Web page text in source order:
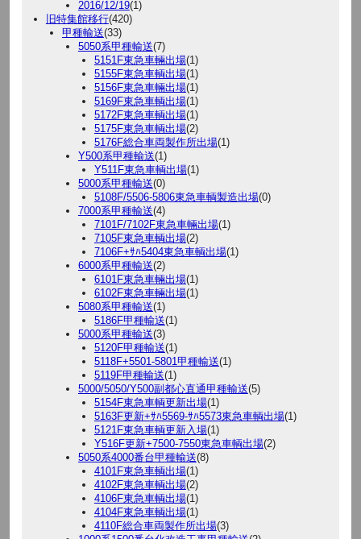
2016/12/19(1)
旧特集館移行(420)
甲種輸送(33)
5050系甲種輸送(7)
5151F東急車輛出場(1)
5155F東急車輌出場(1)
5156F東急車輛出場(1)
5169F東急車輌出場(1)
5172F東急車輌出場(1)
5175F東急車輌出場(2)
5176F総合車両製作所出場(1)
Y500系甲種輸送(1)
Y511F東急車輌出場(1)
5000系甲種輸送(0)
5108F/5506-5806東急車輌製造出場(0)
7000系甲種輸送(4)
7101F/7102F東急車輛出場(1)
7105F東急車輌出場(2)
7106F+ｻﾊ5404東急車輌出場(1)
6000系甲種輸送(2)
6101F東急車輛出場(1)
6102F東急車輛出場(1)
5080系甲種輸送(1)
5186F甲種輸送(1)
5000系甲種輸送(3)
5120F甲種輸送(1)
5118F+5501-5801甲種輸送(1)
5119F甲種輸送(1)
5000/5050/Y500副都心直通甲種輸送(5)
5154F東急車輌更新出場(1)
5163F更新+ｻﾊ5569-ｻﾊ5573東急車輌出場(1)
5121F東急車輌更新入場(1)
Y516F更新+7500-7550東急車輌出場(2)
5050系4000番台甲種輸送(8)
4101F東急車輌出場(1)
4102F東急車輌出場(2)
4106F東急車輌出場(1)
4104F東急車輌出場(1)
4110F総合車両製作所出場(3)